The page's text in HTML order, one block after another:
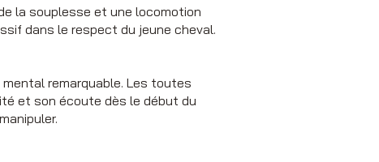
la souplesse et une locomotion
dans le respect du jeune cheval.
remarquable. Les toutes
et son écoute dès le début du